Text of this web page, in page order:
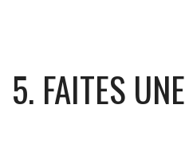
5. FAITES